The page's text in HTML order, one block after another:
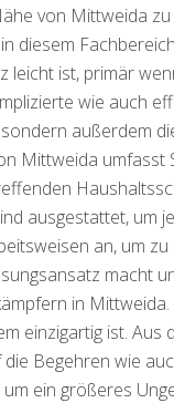
von Mittweida
ist, primär
wie auch
außerdem
umfasst
ausgestattet, um
an, um
macht
in Mittweida.
einzigartig ist.
Begehren wie
ein größeres